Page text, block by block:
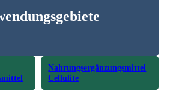
Nahrungsergänzungsmittel
Cellulite